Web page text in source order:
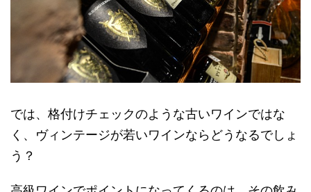
では、格付けチェックのような古いワインではな
く、ヴィンテージが若いワインならどうなるでしょ
う？